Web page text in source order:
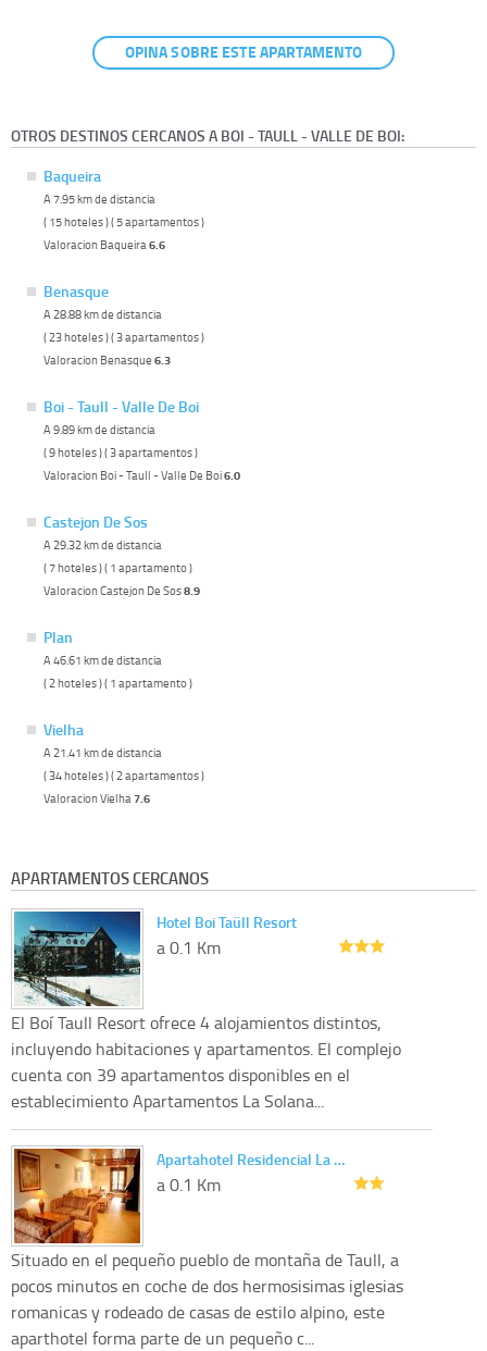
OPINA SOBRE ESTE APARTAMENTO
OTROS DESTINOS CERCANOS A BOI - TAULL - VALLE DE BOI:
Baqueira
A 7.95 km de distancia
( 15 hoteles ) ( 5 apartamentos )
Valoracion Baqueira 6.6
Benasque
A 28.88 km de distancia
( 23 hoteles ) ( 3 apartamentos )
Valoracion Benasque 6.3
Boi - Taull - Valle De Boi
A 9.89 km de distancia
( 9 hoteles ) ( 3 apartamentos )
Valoracion Boi - Taull - Valle De Boi6.0
Castejon De Sos
A 29.32 km de distancia
( 7 hoteles ) ( 1 apartamento )
Valoracion Castejon De Sos8.9
Plan
A 46.61 km de distancia
( 2 hoteles ) ( 1 apartamento )
Vielha
A 21.41 km de distancia
( 34 hoteles ) ( 2 apartamentos )
Valoracion Vielha 7.6
APARTAMENTOS CERCANOS
Hotel Boi Taüll Resort
a 0.1 Km
El Boí Taull Resort ofrece 4 alojamientos distintos,
incluyendo habitaciones y apartamentos. El complejo
cuenta con 39 apartamentos disponibles en el
establecimiento Apartamentos La Solana...
Apartahotel Residencial La …
a 0.1 Km
Situado en el pequeño pueblo de montaña de Taull, a
pocos minutos en coche de dos hermosisimas iglesias
romanicas y rodeado de casas de estilo alpino, este
aparthotel forma parte de un pequeño c...